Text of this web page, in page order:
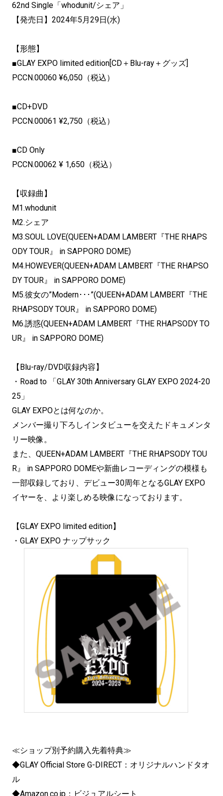
62nd Single「whodunit/シェア」
【発売日】2024年5月29日(水)
【形態】
■GLAY EXPO limited edition[CD＋Blu-ray＋グッズ]
PCCN.00060 ¥6,050（税込）
■CD+DVD
PCCN.00061 ¥2,750（税込）
■CD Only
PCCN.00062 ¥ 1,650（税込）
【収録曲】
M1.whodunit
M2.シェア
M3.SOUL LOVE(QUEEN+ADAM LAMBERT『THE RHAPS
ODY TOUR』 in SAPPORO DOME)
M4.HOWEVER(QUEEN+ADAM LAMBERT『THE RHAPSO
DY TOUR』 in SAPPORO DOME)
M5.彼女の”Modern･･･”(QUEEN+ADAM LAMBERT『THE
RHAPSODY TOUR』 in SAPPORO DOME)
M6.誘惑(QUEEN+ADAM LAMBERT『THE RHAPSODY TO
UR』 in SAPPORO DOME)
【Blu-ray/DVD収録内容】
・Road to 「GLAY 30th Anniversary GLAY EXPO 2024-20
25」
GLAY EXPOとは何なのか。
メンバー撮り下ろしインタビューを交えたドキュメンタ
リー映像。
また、QUEEN+ADAM LAMBERT『THE RHAPSODY TOU
R』 in SAPPORO DOMEや新曲レコーディングの模様も
一部収録しており、デビュー30周年となるGLAY EXPO
イヤーを、より楽しめる映像になっております。
【GLAY EXPO limited edition】
・GLAY EXPO ナップサック
≪ショップ別予約購入先着特典≫
◆GLAY Official Store G-DIRECT：オリジナルハンドタオ
ル
◆Amazon.co.jp ：ビジュアルシート